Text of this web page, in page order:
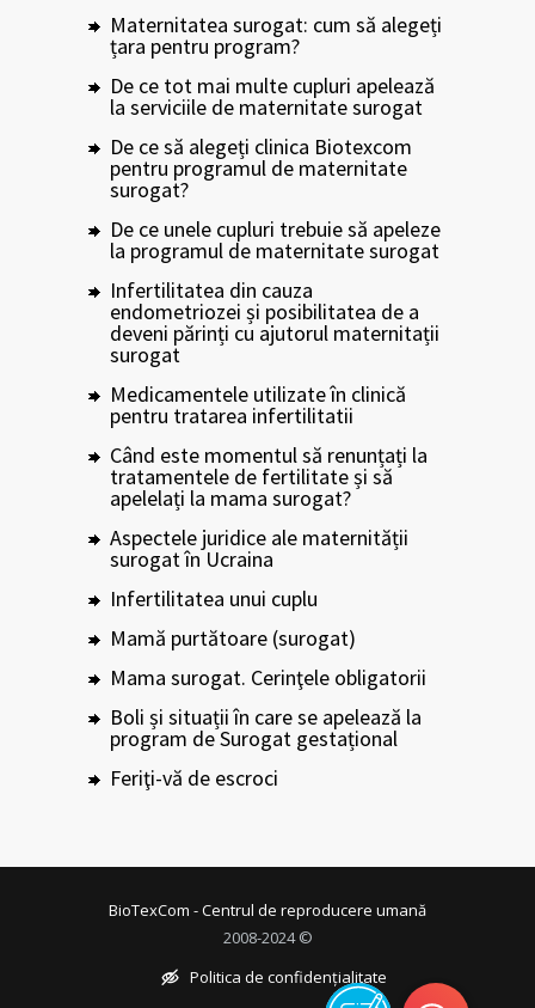
Maternitatea surogat: cum să alegeți
țara pentru program?
De ce tot mai multe cupluri apelează
la serviciile de maternitate surogat
De ce să alegeți clinica Biotexcom
pentru programul de maternitate
surogat?
De ce unele cupluri trebuie să apeleze
la programul de maternitate surogat
Infertilitatea din cauza
endometriozei și posibilitatea de a
deveni părinți cu ajutorul maternitații
surogat
Medicamentele utilizate în clinică
pentru tratarea infertilitatii
Când este momentul să renunțați la
tratamentele de fertilitate și să
apelelați la mama surogat?
Aspectele juridice ale maternității
surogat în Ucraina
Infertilitatea unui cuplu
Mamă purtătoare (surogat)
Mama surogat. Cerinţele obligatorii
Boli și situații în care se apelează la
program de Surogat gestațional
Feriţi-vă de escroci
2008-2024 ©
BioTexCom - Centrul de reproducere umană
Politica de confidențialitate